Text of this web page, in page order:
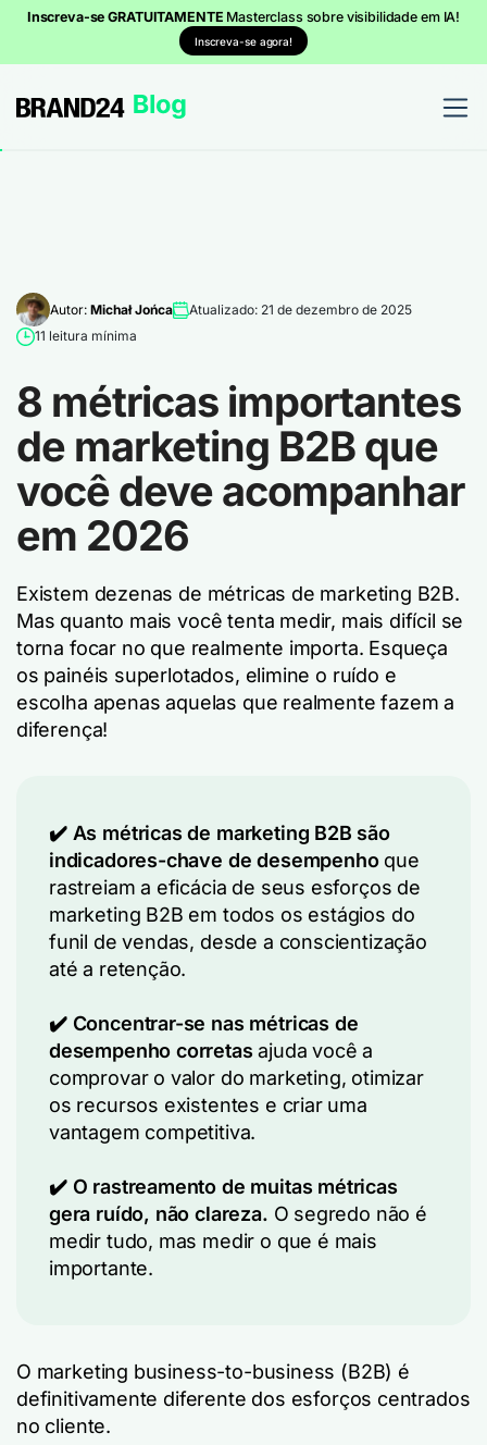
Inscreva-se GRATUITAMENTE Masterclass sobre visibilidade em IA!
Inscreva-se agora!
Autor: Michał Jońca
Atualizado: 21 de dezembro de 2025
11 leitura mínima
8 métricas importantes
de marketing B2B que
você deve acompanhar
em 2026
Existem dezenas de métricas de marketing B2B.
Mas quanto mais você tenta medir, mais difícil se
torna focar no que realmente importa. Esqueça
os painéis superlotados, elimine o ruído e
escolha apenas aquelas que realmente fazem a
diferença!
✔️ As métricas de marketing B2B são
indicadores-chave de desempenhoque
rastreiam a eficácia de seus esforços de
marketing B2B em todos os estágios do
funil de vendas, desde a conscientização
até a retenção.
✔️ Concentrar-se nas métricas de
desempenho corretas ajuda você a
comprovar o valor do marketing, otimizar
os recursos existentes e criar uma
vantagem competitiva.
✔️ O rastreamento de muitas métricas
gera ruído, não clareza. O segredo não é
medir tudo, mas medir o que é mais
importante.
O marketing business-to-business (B2B) é
definitivamente diferente dos esforços centrados
no cliente.